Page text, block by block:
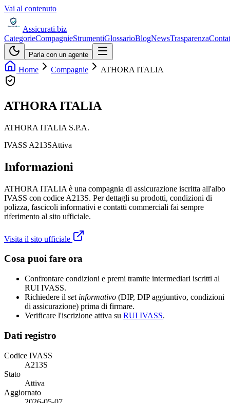
Vai al contenuto
Assicurati.biz
CategorieCompagnieStrumentiGlossarioBlogNewsTrasparenza
Parla con un agente
Home Compagnie ATHORA ITALIA
ATHORA ITALIA
ATHORA ITALIA S.P.A.
IVASS A213SAttiva
Informazioni
ATHORA ITALIA è una compagnia di assicurazione iscritta all'albo
IVASS con codice A213S. Per dettagli su prodotti, condizioni di
polizza, fascicoli informativi e contatti commerciali fai sempre
riferimento al sito ufficiale.
Visita il sito ufficiale
Cosa puoi fare ora
Confrontare condizioni e premi tramite intermediari iscritti al
RUI IVASS.
Richiedere il set informativo (DIP, DIP aggiuntivo, condizioni
di assicurazione) prima di firmare.
Verificare l'iscrizione attiva su RUI IVASS.
Dati registro
Codice IVASS
A213S
Stato
Attiva
Aggiornato